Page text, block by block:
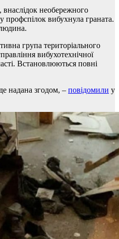
необережного
вибухнула граната.
група територіального
вибухотехнічної
Встановлюються повні
надана згодом, – повідомили у